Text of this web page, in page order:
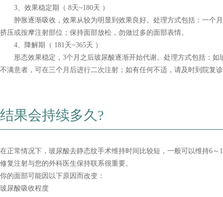
3、效果稳定期（ 8天~180天 ）
肿胀逐渐吸收，效果从较为明显到效果良好。处理方式包括：一个
挤压或按摩注射部位；保持面部放松，勿做过多的面部表情。
4、降解期（ 181天~365天 ）
形态效果稳定，3个月之后玻尿酸逐渐开始代谢。处理方式包括：如
不满意者，可在三个月后进行二次注射；如有任何不适，请及时到院复
结果会持续多久?
在正常情况下，玻尿酸去静态纹手术维持时间比较短，一般可以维持6～
修复注射与您的外科医生保持联系很重要。
你的面部可能因以下原因而改变：
玻尿酸吸收程度